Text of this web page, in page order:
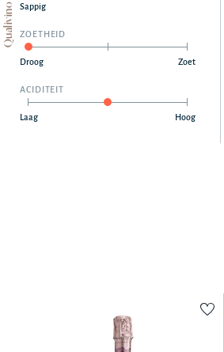
Qualivino
Sappig
ZOETHEID
Droog Zoet
ACIDITEIT
Laag Hoog